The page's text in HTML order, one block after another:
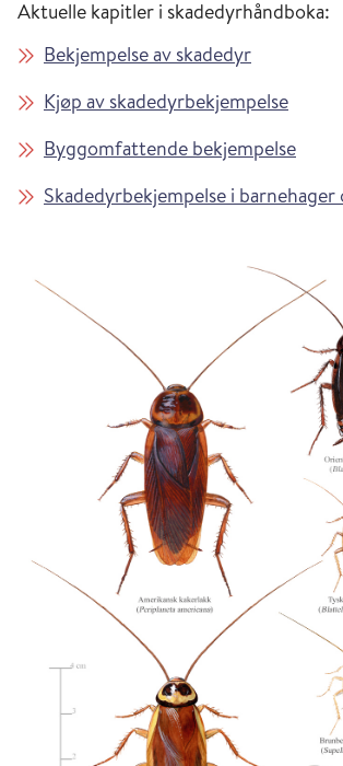
Aktuelle kapitler i skadedyrhåndboka:
Bekjempelse av skadedyr
Kjøp av skadedyrbekjempelse
Byggomfattende bekjempelse
Skadedyrbekjempelse i barnehager